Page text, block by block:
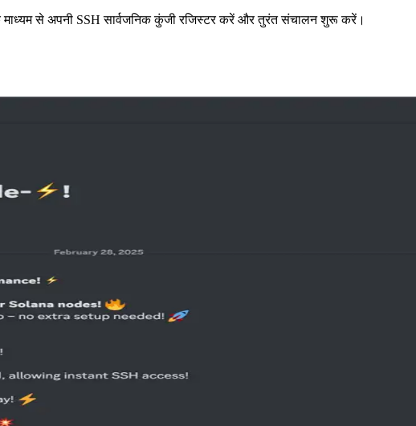
से अपनी SSH सार्वजनिक कुंजी रजिस्टर करें और तुरंत संचालन शुरू करें।